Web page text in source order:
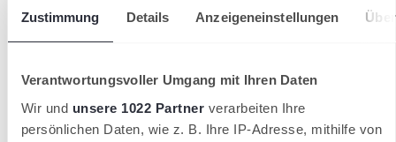
Zustimmung Details Anzeigeneinstellungen
Verantwortungsvoller Umgang mit Ihren Daten
Wir und unsere 1022 Partnerverarbeiten Ihre
persönlichen Daten, wie z. B. Ihre IP-Adresse, mithilfe von